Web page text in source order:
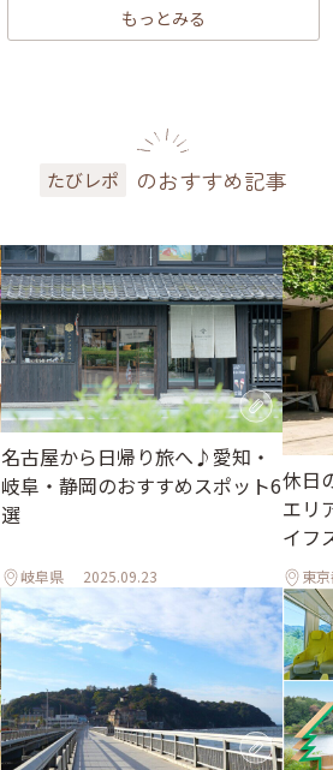
もっとみる
たびレポ のおすすめ記事
名古屋から日帰り旅へ♪愛知・
岐阜・静岡のおすすめスポット6
選
岐阜県 2025.09.23
休日
エリ
イフ
東